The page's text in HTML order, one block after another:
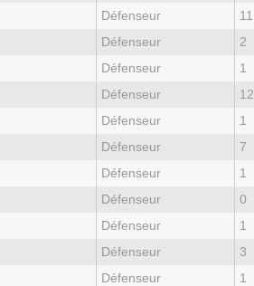
Défenseur 11
Défenseur 2
Défenseur 1
Défenseur 12
Défenseur 1
Défenseur 7
Défenseur 1
Défenseur 0
Défenseur 1
Défenseur 3
Défenseur 1